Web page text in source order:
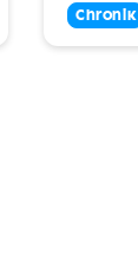
Chronik